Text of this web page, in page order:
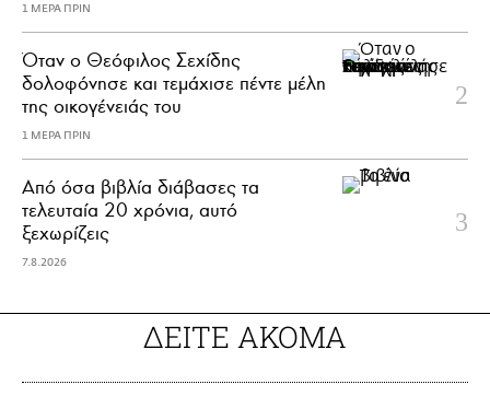
1 ΜΕΡΑ ΠΡΙΝ
Όταν ο Θεόφιλος Σεχίδης
δολοφόνησε και τεμάχισε πέντε μέλη
της οικογένειάς του
1 ΜΕΡΑ ΠΡΙΝ
Από όσα βιβλία διάβασες τα
τελευταία 20 χρόνια, αυτό
ξεχωρίζεις
7.8.2026
ΔΕΙΤΕ ΑΚΟΜΑ